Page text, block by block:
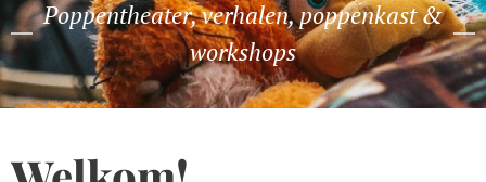
Poppentheater, verhalen, poppenkast &
workshops